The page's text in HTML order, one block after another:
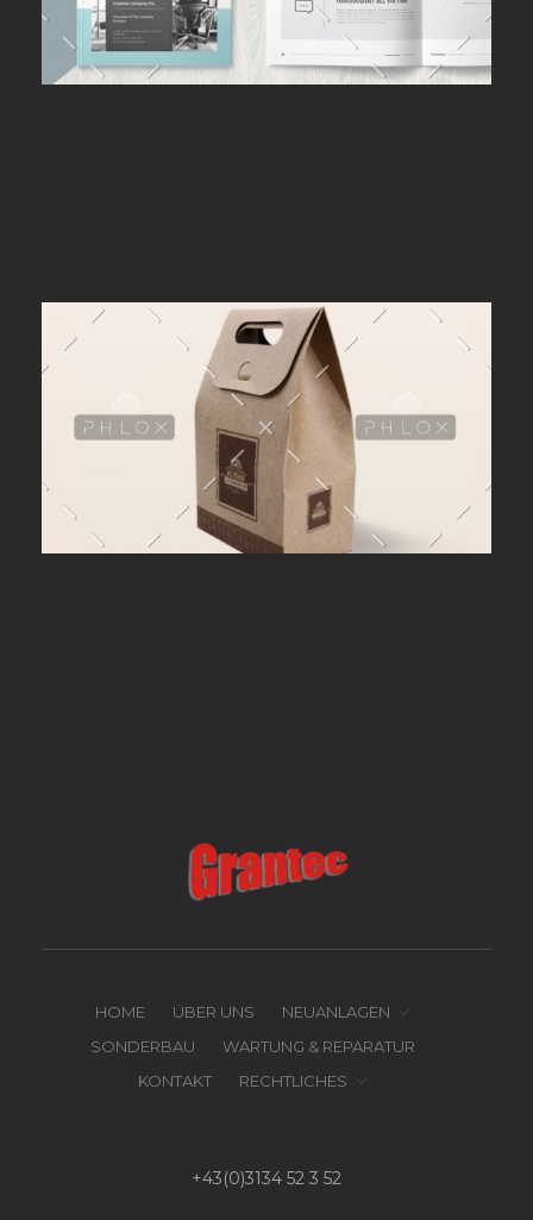
HOME ÜBER UNS
NEUANLAGEN
SONDERBAU
WARTUNG & REPARATUR
KONTAKT
RECHTLICHES
+43(0)3134 52 3 52